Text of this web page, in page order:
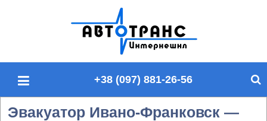
п
о
+38 (097) 881-26-56
Эвакуатор Ивано-Франковск —